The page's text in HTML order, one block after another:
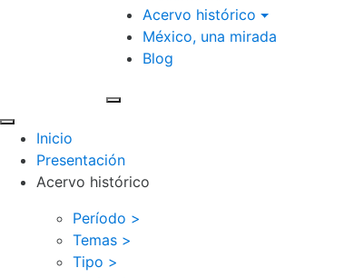
Acervo histórico
México, una mirada
Blog
Inicio
Presentación
Acervo histórico
Período >
Temas >
Tipo >